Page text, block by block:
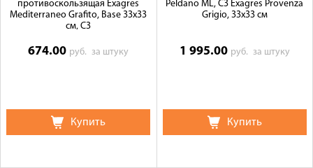
противоскользящая Exagres
Mediterraneo Grafito, Base 33x33
см, C3
674.00 руб.за штуку
Купить
Peldano ML, C3 Exagres Provenza
Grigio, 33x33 см
1 995.00 руб. за штуку
Купить